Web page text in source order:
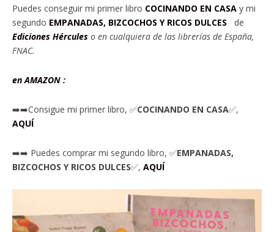
Puedes conseguir mi primer libro COCINANDO EN CASA y mi
segundo EMPANADAS, BIZCOCHOS Y RICOS DULCES de
Ediciones Hércules o en cualquiera de las librerías de España,
FNAC.
en AMAZON :
➡️➡️Consigue mi primer libro, ✅COCINANDO EN CASA✅,
AQUÍ
➡️➡️ Puedes comprar mi segundo libro, ✅EMPANADAS,
BIZCOCHOS Y RICOS DULCES✅, AQUÍ